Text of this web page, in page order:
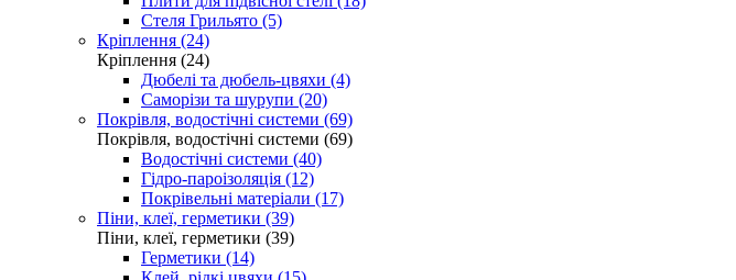
Стеля Грильято (5)
Кріплення (24)
Кріплення (24)
Дюбелі та дюбель-цвяхи (4)
Саморізи та шурупи (20)
Покрівля, водостічні системи (69)
Покрівля, водостічні системи (69)
Водостічні системи (40)
Гідро-пароізоляція (12)
Покрівельні матеріали (17)
Піни, клеї, герметики (39)
Піни, клеї, герметики (39)
Герметики (14)